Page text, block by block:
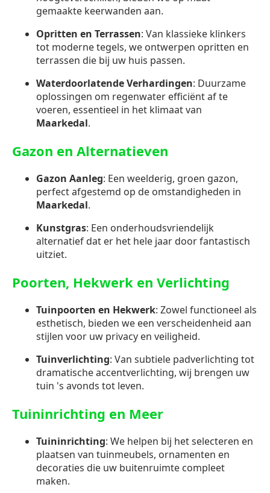
gemaakte keerwanden aan.
Opritten en Terrassen: Van klassieke klinkers
tot moderne tegels, we ontwerpen opritten en
terrassen die bij uw huis passen.
Waterdoorlatende Verhardingen: Duurzame
oplossingen om regenwater efficiënt af te
voeren, essentieel in het klimaat van
Maarkedal.
Gazon en Alternatieven
Gazon Aanleg: Een weelderig, groen gazon,
perfect afgestemd op de omstandigheden in
Maarkedal.
Kunstgras: Een onderhoudsvriendelijk
alternatief dat er het hele jaar door fantastisch
uitziet.
Poorten, Hekwerk en Verlichting
Tuinpoorten en Hekwerk: Zowel functioneel als
esthetisch, bieden we een verscheidenheid aan
stijlen voor uw privacy en veiligheid.
Tuinverlichting: Van subtiele padverlichting tot
dramatische accentverlichting, wij brengen uw
tuin 's avonds tot leven.
Tuininrichting en Meer
Tuininrichting: We helpen bij het selecteren en
plaatsen van tuinmeubels, ornamenten en
decoraties die uw buitenruimte compleet
maken.